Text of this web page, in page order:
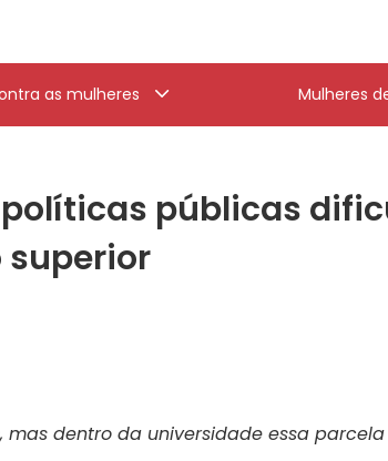
as mulheres Mulheres
públicas
superior
dentro da universidade essa